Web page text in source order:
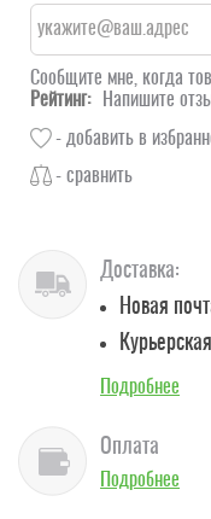
Сообщите мне, когда
Рейтинг:
Напишите
- добавить в
- сравнить
Доставка:
Новая
Подробнее
Оплата
Подробнее